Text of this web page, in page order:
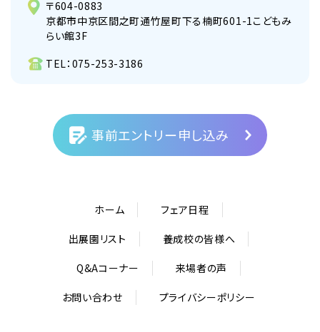
〒604-0883
京都市中京区間之町通竹屋町下る楠町601-1こどもみ
らい館3F
TEL： 075-253-3186
事前エントリー申し込み
ホーム フェア日程
出展園リスト 養成校の皆様へ
Q&Aコーナー 来場者の声
お問い合わせ プライバシーポリシー